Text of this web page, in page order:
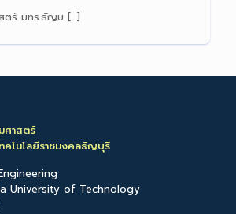
ตร์ มทร.ธัญบ […]
ศาสตร์
คโนโลยีราชมงคลธัญบุรี
University of Technology